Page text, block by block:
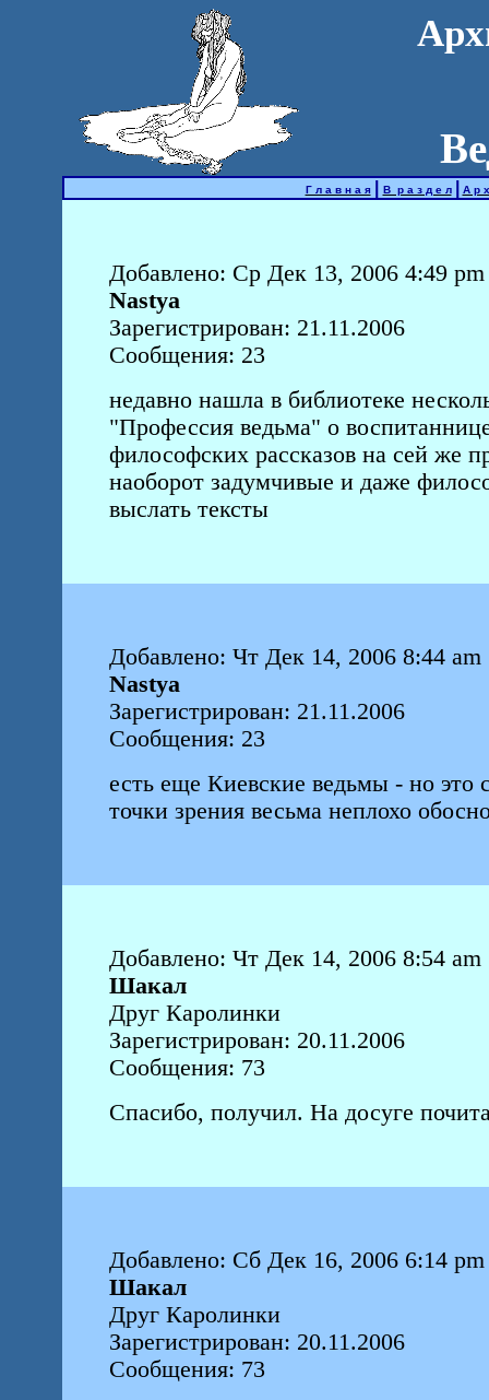
Г л а в н а я В р а з д е л А р
Добавлено: Ср Дек 13, 2006 4:49 pm
Nastya
Зарегистрирован: 21.11.2006
Сообщения: 23
недавно нашла в библиотеке
"Профессия ведьма" о
философских рассказов на сей же
наоборот задумчивые и даже
выслать тексты
Добавлено: Чт Дек 14, 2006 8:44 am
Nastya
Зарегистрирован: 21.11.2006
Сообщения: 23
есть еще Киевские ведьмы - но это
точки зрения весьма неплохо
Добавлено: Чт Дек 14, 2006 8:54 am
Шакал
Друг Каролинки
Зарегистрирован: 20.11.2006
Сообщения: 73
Спасибо, получил. На досуге
Добавлено: Сб Дек 16, 2006 6:14 pm
Шакал
Друг Каролинки
Зарегистрирован: 20.11.2006
Сообщения: 73